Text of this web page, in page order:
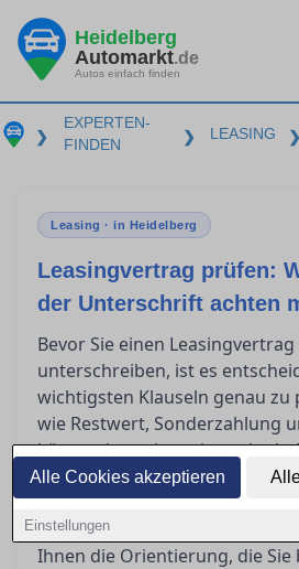
Alle Cookies akzeptieren
Einstellungen
Heidelberg
Automarkt.de
Autos einfach finden
❯
EXPERTEN-
FINDEN
❯ LEASING ❯
Leasing · in Heidelberg
Leasingvertrag prüfen:
der Unterschrift achten
Bevor Sie einen
unterschreiben, ist es
wichtigsten Klauseln genau zu
wie Restwert, Sonderzahlung
können komplex sein und
Auswirkungen haben. Zudem
Frage, was passiert, wenn Sie
vorzeitig beenden möchten.
Ihnen die Orientierung, die Sie